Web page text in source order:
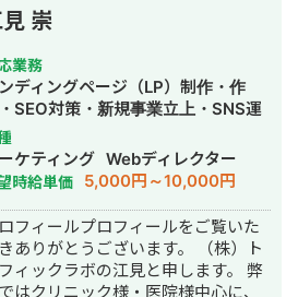
サジィ大分在籍時は完全プロ契約
め1年間休職）。 アスリートとし
経験で培った「やると決めたら徹
にやり抜く」精神で、お客様のプ
ェクトに全力で取り組みます。
崇
業務
ディングページ（LP）制作・作
SEO対策・新規事業立上・SNS運
行・記事作成代行・ライティン
翻訳・ホームページ制作・作成・
ー制作・デザイン・ロゴデザイ
作成・イラスト制作・リスティン
告運用代行
ケティング Webディレクター
時給単価 5,000円～10,000円
フィールプロフィールをご覧いた
ありがとうございます。 （株）ト
ィックラボの江見と申します。 弊
はクリニック様・医院様中心に、